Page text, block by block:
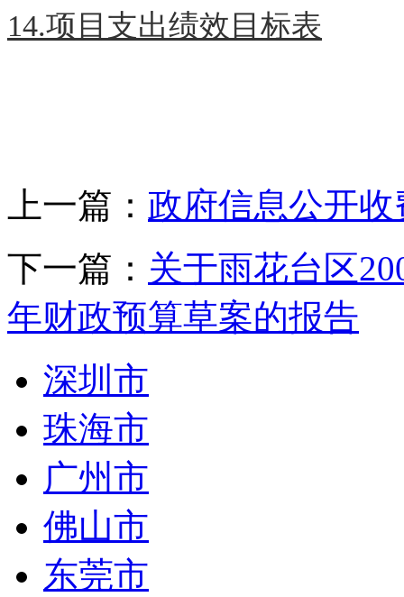
14.项目支出绩效目标表
上一篇： 政府信息公开
下一篇： 关于雨花台区
年财政预算草案的报告
深圳市
珠海市
广州市
佛山市
东莞市